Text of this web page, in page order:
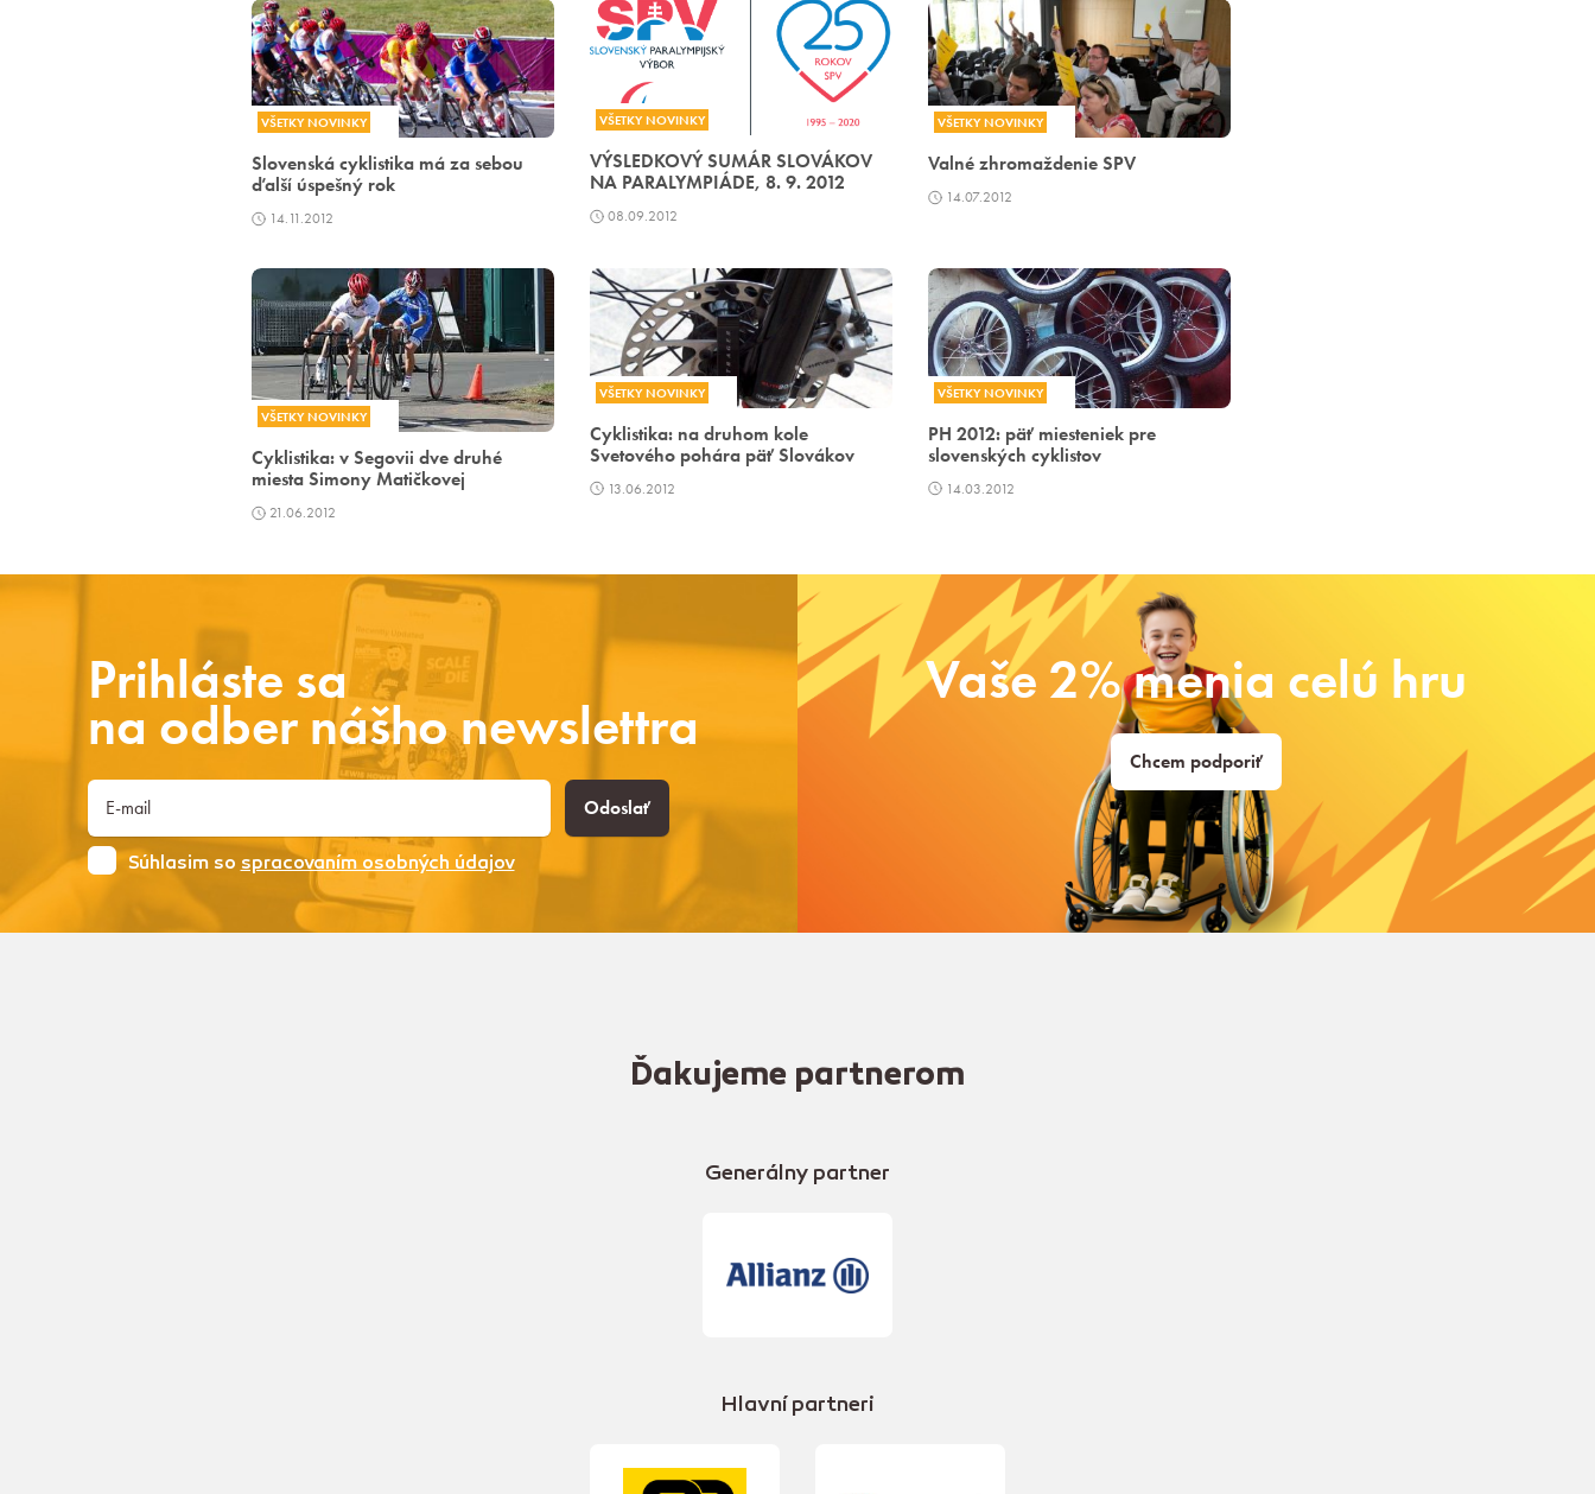
VŠETKY NOVINKY
Slovenská cyklistika má za sebou
ďalší úspešný rok
14.11.2012
VŠETKY NOVINKY
VÝSLEDKOVÝ SUMÁR SLOVÁKOV
NA PARALYMPIÁDE, 8. 9. 2012
08.09.2012
VŠETKY NOVINKY
Valné zhromaždenie SPV
14.07.2012
VŠETKY NOVINKY
Cyklistika: v Segovii dve druhé
miesta Simony Matičkovej
21.06.2012
VŠETKY NOVINKY
Cyklistika: na druhom kole
Svetového pohára päť Slovákov
13.06.2012
VŠETKY NOVINKY
PH 2012: päť miesteniek pre
slovenských cyklistov
14.03.2012
Prihláste sa
na odber nášho newslettra
Odoslať
Súhlasim so spracovaním osobných údajov
Vaše 2% menia celú hru
Chcem podporiť
Ďakujeme partnerom
Generálny partner
Hlavní partneri